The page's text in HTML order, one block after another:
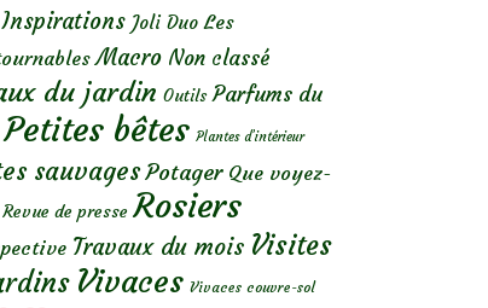
Inspirations Joli Duo Les
Macro Non classé
du jardin Outils Parfums du
Petites bêtes Plantes d’intérieur
sauvages Potager Que voyez-
Revue de presse Rosiers
Travaux du mois Visites
Vivaces Vivaces couvre-sol